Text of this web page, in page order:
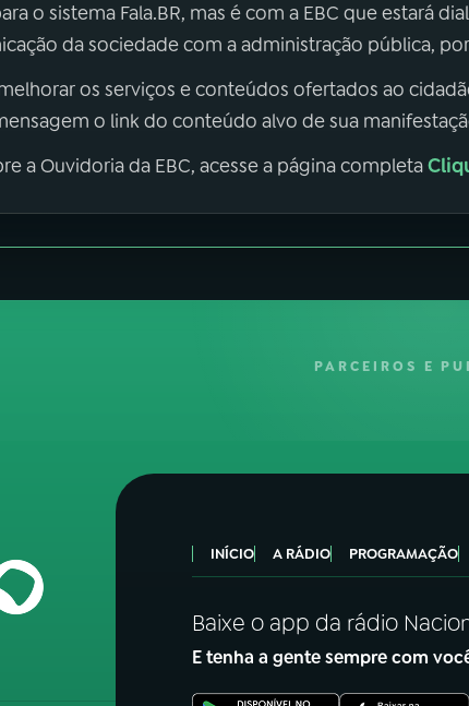
o sistema Fala.BR, mas é com a EBC que estará
da sociedade com a administração pública,
os serviços e conteúdos ofertados ao
o link do conteúdo alvo de sua
a Ouvidoria da EBC, acesse a página completa
PARCEIROS E
INÍCIO A RÁDIO PROGRAMAÇÃO
Baixe o app da rádio
E tenha a gente sempre com